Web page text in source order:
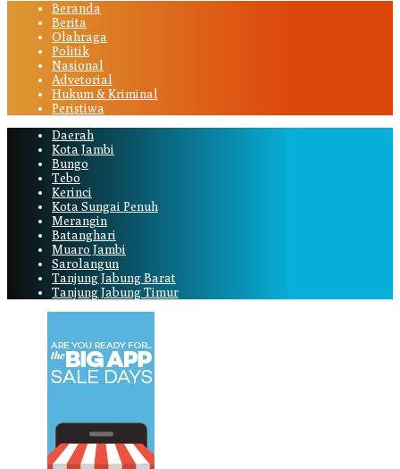
Beranda
Berita
Olahraga
Politik
Nasional
Advetorial
Hukum & Kriminal
Peristiwa
Daerah
Kota Jambi
Bungo
Tebo
Kerinci
Kota Sungai Penuh
Merangin
Batanghari
Muaro Jambi
Sarolangun
Tanjung Jabung Barat
Tanjung Jabung Timur